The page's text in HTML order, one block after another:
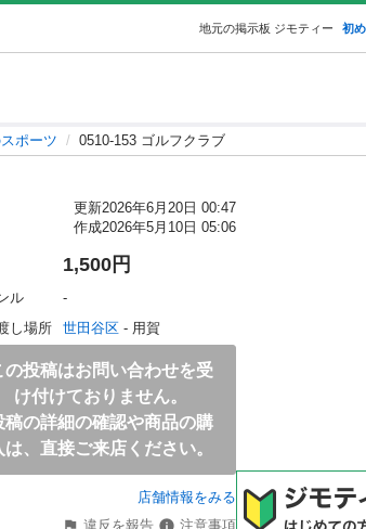
地元の掲示板 ジモティー 初
ポーツ 0510-153 ゴルフクラブ
更新2026年6月20日 00:47
作成2026年5月10日 05:06
1,500円
ル
-
し場所
世田谷区 - 用賀
の投稿はお問い合わせを受
け付けておりません。
稿の詳細の確認や商品の購
は、直接ご来店ください。
店舗情報をみる
違反を報告
注意事項